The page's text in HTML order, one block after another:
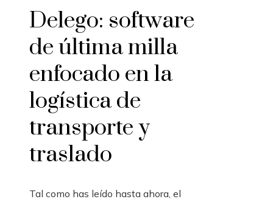
Delego: software
de última milla
enfocado en la
logística de
transporte y
traslado
Tal como has leído hasta ahora, el